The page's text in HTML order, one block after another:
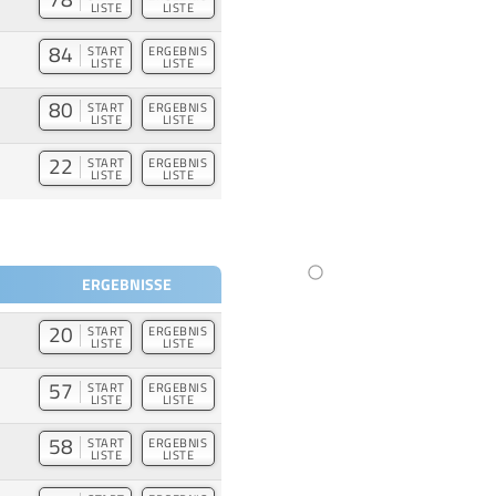
LISTE LISTE
84 START
LISTE
ERGEBNIS
LISTE
80 START
LISTE
ERGEBNIS
LISTE
22 START
LISTE
ERGEBNIS
LISTE
ERGEBNISSE
20 START
LISTE
ERGEBNIS
LISTE
57 START
LISTE
ERGEBNIS
LISTE
58 START
LISTE
ERGEBNIS
LISTE